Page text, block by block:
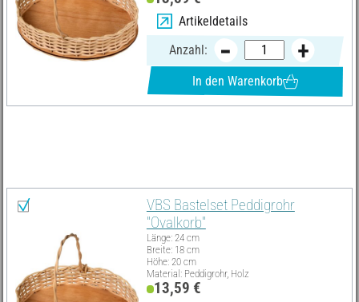
Artikeldetails
Anzahl:
In den Warenkorb
VBS Bastelset Peddigrohr
"Ovalkorb"
Länge: 24 cm
Breite: 18 cm
Höhe: 20 cm
Material: Peddigrohr, Holz
13,59 €